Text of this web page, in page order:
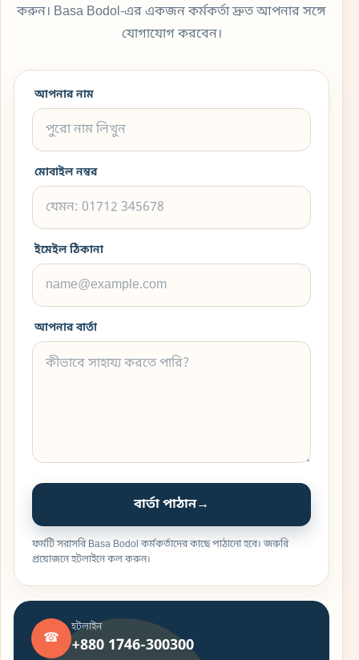
করুন। Basa Bodol-এর একজন কর্মকর্তা দ্রুত আপনার সঙ্গে
যোগাযোগ করবেন।
আপনার নাম
মোবাইল নম্বর
ইমেইল ঠিকানা
আপনার বার্তা
বার্তা পাঠান→
ফর্মটি সরাসরি Basa Bodol কর্মকর্তাদের কাছে পাঠানো হবে। জরুরি
প্রয়োজনে হটলাইনে কল করুন।
☎
হটলাইন
+880 1746-300300